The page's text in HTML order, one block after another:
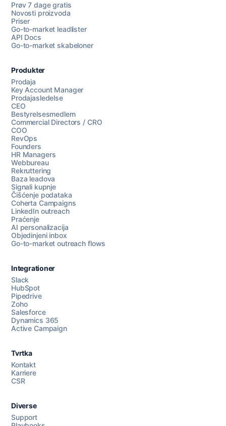
Razgovarajte s nama
Prøv 7 dage gratis
Novosti proizvoda
Priser
Go-to-market leadlister
API Docs
Go-to-market skabeloner
Produkter
Prodaja
Key Account Manager
Prodajasledelse
CEO
Bestyrelsesmedlem
Commercial Directors / CRO
COO
RevOps
Founders
HR Managers
Webbureau
Rekruttering
Baza leadova
Signali kupnje
Čišćenje podataka
Coherta Campaigns
LinkedIn outreach
Praćenje
AI personalizacija
Objedinjeni inbox
Go-to-market outreach flows
Integrationer
Slack
HubSpot
Pipedrive
Zoho
Salesforce
Dynamics 365
Active Campaign
Tvrtka
Kontakt
Karriere
CSR
Diverse
Support